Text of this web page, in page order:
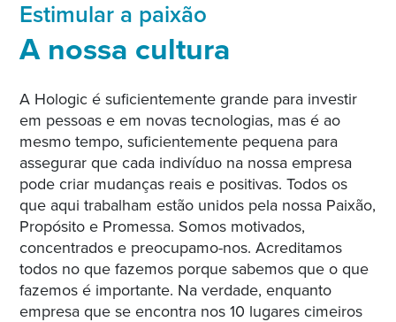
Estimular a paixão
A nossa cultura
A Hologic é suficientemente grande para investir
em pessoas e em novas tecnologias, mas é ao
mesmo tempo, suficientemente pequena para
assegurar que cada indivíduo na nossa empresa
pode criar mudanças reais e positivas. Todos os
que aqui trabalham estão unidos pela nossa Paixão,
Propósito e Promessa. Somos motivados,
concentrados e preocupamo-nos. Acreditamos
todos no que fazemos porque sabemos que o que
fazemos é importante. Na verdade, enquanto
empresa que se encontra nos 10 lugares cimeiros